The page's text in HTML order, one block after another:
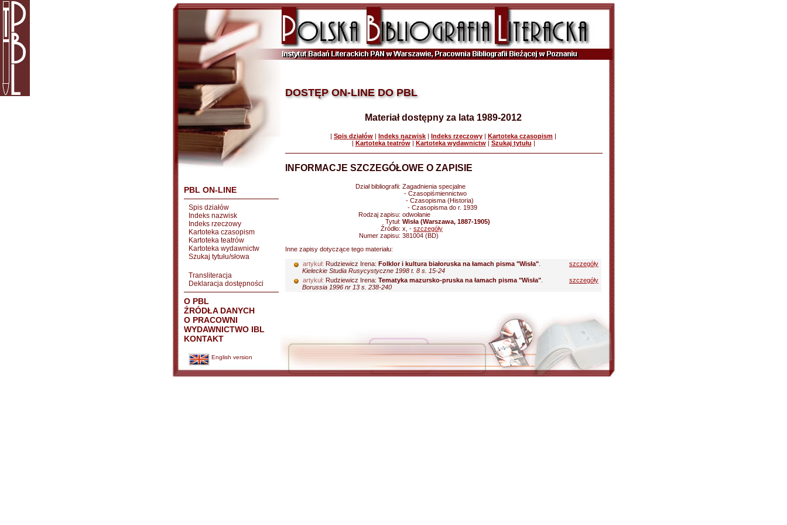
PBL ON-LINE
Spis działów
Indeks nazwisk
Indeks rzeczowy
Kartoteka czasopism
Kartoteka teatrów
Kartoteka wydawnictw
Szukaj tytułu/słowa
Transliteracja
Deklaracja dostępności
O PBL
ŹRÓDŁA DANYCH
O PRACOWNI
WYDAWNICTWO IBL
KONTAKT
English version
DOSTĘP ON-LINE DO PBL
Materiał dostępny za lata 1989-2012
| Spis działów | Indeks nazwisk | Indeks rzeczowy | Kartoteka czasopism |
| Kartoteka teatrów| Kartoteka wydawnictw| Szukaj tytułu |
INFORMACJE SZCZEGÓŁOWE O ZAPISIE
Dział bibliografii: Zagadnienia specjalne
- Czasopiśmiennictwo
- Czasopisma (Historia)
- Czasopisma do r. 1939
Rodzaj zapisu: odwołanie
Tytuł: Wisła (Warszawa, 1887-1905)
Źródło: x, - szczegóły
Numer zapisu: 381004 (BD)
Inne zapisy dotyczące tego materiału:
artykuł: Rudziewicz Irena: Folklor i kultura białoruska na łamach pisma "Wisła"
Kieleckie Studia Rusycystyczne 1998 t. 8 s. 15-24
szczegóły
artykuł: Rudziewicz Irena: Tematyka mazursko-pruska na łamach pisma "Wisła"
Borussia 1996 nr 13 s. 238-240
szczegóły